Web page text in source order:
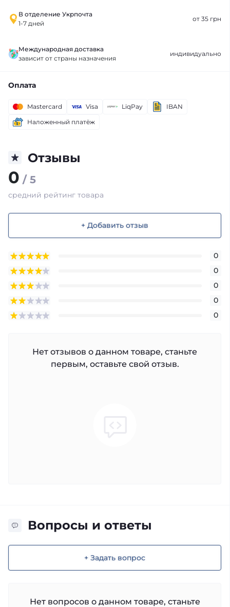
В отделение Укрпочта
1-7 дней
от 35 грн
Международная доставка
зависит от страны назначения
индивидуально
Оплата
Mastercard Visa LiqPay
IBAN
Наложенный платёж
Отзывы
0 / 5
средний рейтинг товара
+ Добавить отзыв
0
0
0
0
0
Нет отзывов о данном товаре, станьте
первым, оставьте свой отзыв.
Вопросы и ответы
+ Задать вопрос
Нет вопросов о данном товаре, станьте